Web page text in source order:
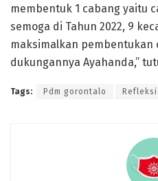
membentuk 1 cabang yaitu
semoga di Tahun 2022, 9
maksimalkan pembentukan
dukungannya Ayahanda,”
Tags: Pdm gorontalo